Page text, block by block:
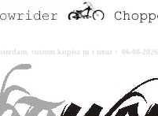
custom kupisz tu i teraz : 06-08-